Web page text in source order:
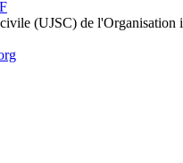
(UJSC) de